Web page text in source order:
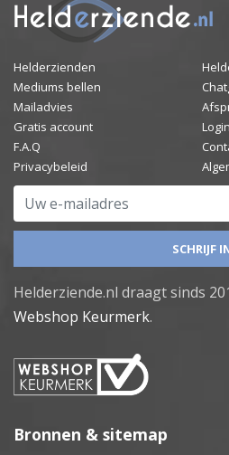
Helderzienden
Mediums bellen
Mailadvies
Gratis account
F.A.Q
Privacybeleid
Uw e-mailadres
Helderziende.nl draagt sinds
Webshop Keurmerk.
Bronnen & sitemap